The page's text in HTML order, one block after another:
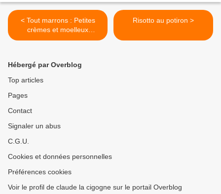
< Tout marrons : Petites
crèmes et moelleux
chocolatés
Risotto au potiron >
Hébergé par Overblog
Top articles
Pages
Contact
Signaler un abus
C.G.U.
Cookies et données personnelles
Préférences cookies
Voir le profil de claude la cigogne sur le portail Overblog